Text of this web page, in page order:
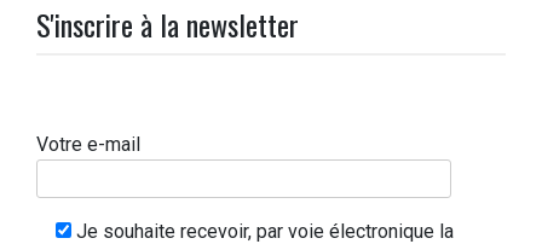
S'inscrire à la newsletter
Votre e-mail
Je souhaite recevoir, par voie électronique la